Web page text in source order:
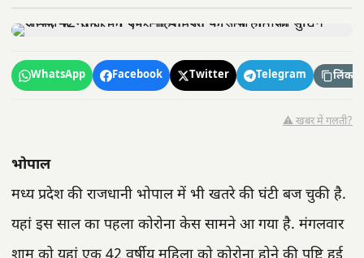
WhatsApp Facebook Twitter Telegram लिंक
⚠️ खबर में गलती?
भोपाल
मध्य प्रदेश की राजधानी भोपाल में भी खतरे की घंटी बज चुकी है.
यहां इस साल का पहला कोरोना केस सामने आ गया है. मंगलवार